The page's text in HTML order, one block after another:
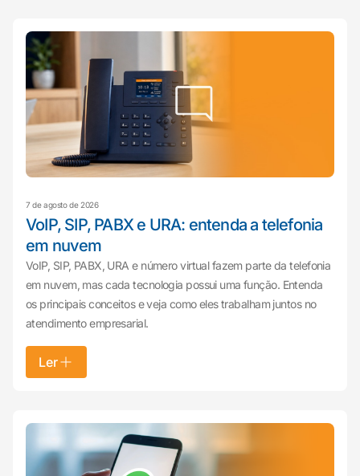
7 de agosto de 2026
VoIP, SIP, PABX e URA: entenda a telefonia
em nuvem
VoIP, SIP, PABX, URA e número virtual fazem parte da telefonia
em nuvem, mas cada tecnologia possui uma função. Entenda
os principais conceitos e veja como eles trabalham juntos no
atendimento empresarial.
Ler